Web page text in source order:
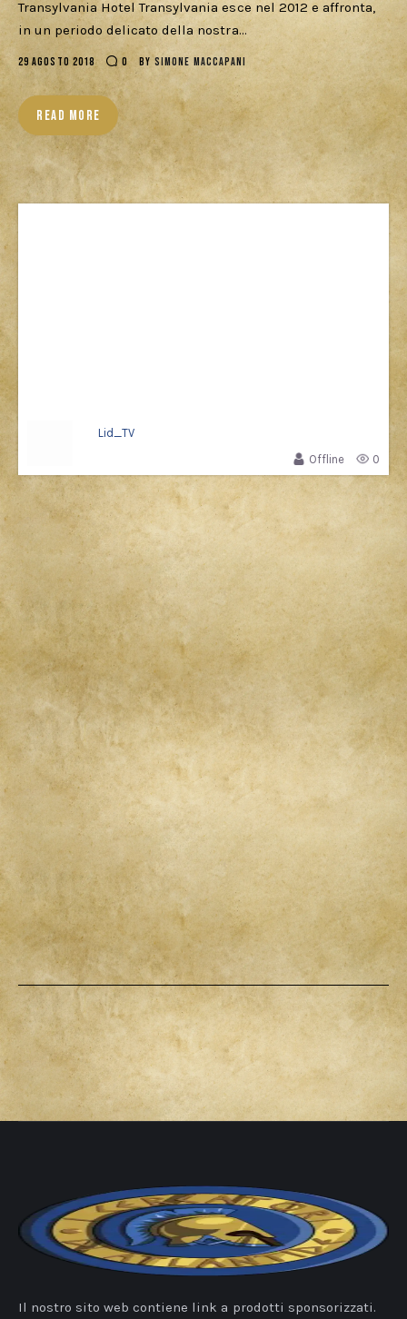
Transylvania Hotel Transylvania esce nel 2012 e affronta,
in un periodo delicato della nostra…
29 AGOSTO 2018 0 BY SIMONE MACCAPANI
READ MORE
Lid_TV
Offline
0
Il nostro sito web contiene link a prodotti sponsorizzati.